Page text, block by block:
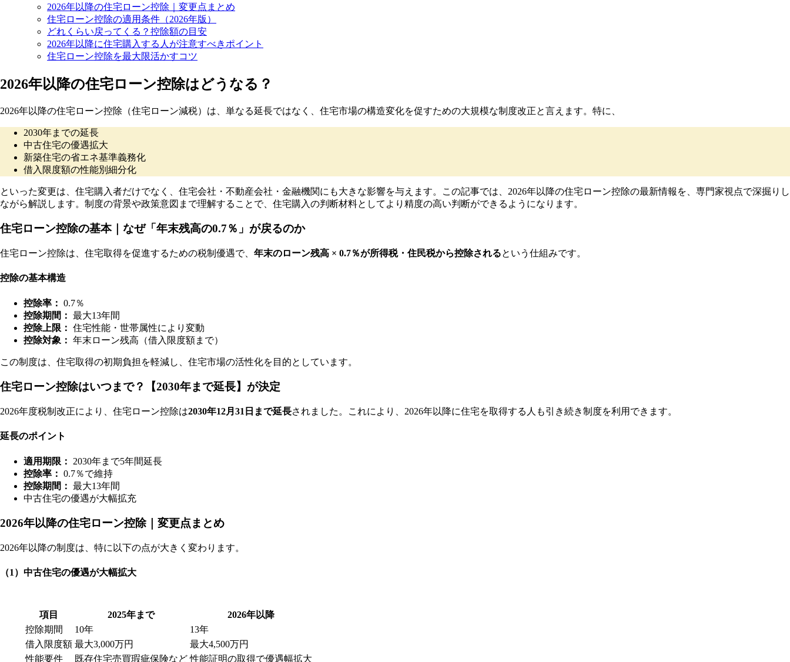
2026年以降の住宅ローン控除｜変更点まとめ
住宅ローン控除の適用条件（2026年版）
どれくらい戻ってくる？控除額の目安
2026年以降に住宅購入する人が注意すべきポイント
住宅ローン控除を最大限活かすコツ
2026年以降の住宅ローン控除はどうなる？
2026年以降の住宅ローン控除（住宅ローン減税）は、単なる延長ではなく、住宅市場の構造変化を促すための大規模な制度改正と言えます。特に、
2030年までの延長
中古住宅の優遇拡大
新築住宅の省エネ基準義務化
借入限度額の性能別細分化
といった変更は、住宅購入者だけでなく、住宅会社・不動産会社・金融機関にも大きな影響を与えます。この記事では、2026年以降の住宅ローン控除の最新情報を、専門家視点で深掘りし
ながら解説します。制度の背景や政策意図まで理解することで、住宅購入の判断材料としてより精度の高い判断ができるようになります。
住宅ローン控除の基本｜なぜ「年末残高の0.7％」が戻るのか
住宅ローン控除は、住宅取得を促進するための税制優遇で、 年末のローン残高 × 0.7％が所得税・住民税から控除されるという仕組みです。
控除の基本構造
控除率： 0.7％
控除期間： 最大13年間
控除上限： 住宅性能・世帯属性により変動
控除対象： 年末ローン残高（借入限度額まで）
この制度は、住宅取得の初期負担を軽減し、住宅市場の活性化を目的としています。
住宅ローン控除はいつまで？【2030年まで延長】が決定
2026年度税制改正により、住宅ローン控除は2030年12月31日まで延長されました。これにより、2026年以降に住宅を取得する人も引き続き制度を利用できます。
延長のポイント
適用期限：
2030年まで5年間延長
控除率： 0.7％で維持
控除期間： 最大13年間
中古住宅の優遇が大幅拡充
2026年以降の住宅ローン控除｜変更点まとめ
2026年以降の制度は、特に以下の点が大きく変わります。
（1）中古住宅の優遇が大幅拡大
項目 2025年まで
2026年以降
控除期間
10年
13年
借入限度額 最大3,000万円
最大4,500万円
性能要件
既存住宅売買瑕疵保険など 性能証明の取得で優遇幅拡大